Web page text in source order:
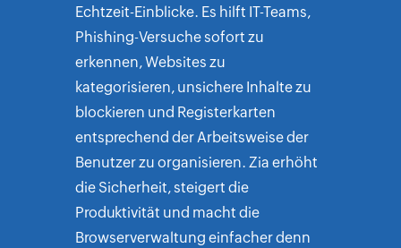
Echtzeit-Einblicke. Es hilft IT-Teams,
Phishing-Versuche sofort zu
erkennen, Websites zu
kategorisieren, unsichere Inhalte zu
blockieren und Registerkarten
entsprechend der Arbeitsweise der
Benutzer zu organisieren. Zia erhöht
die Sicherheit, steigert die
Produktivität und macht die
Browserverwaltung einfacher denn